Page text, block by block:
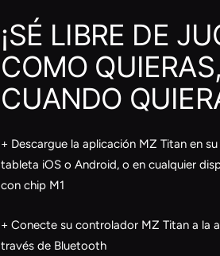
¡SÉ LIBRE DE
COMO QUIERAS,
CUANDO
+ Descargue la aplicación MZ Titan en
tableta iOS o Android, o en cualquier
con chip M1
+ Conecte su controlador MZ Titan a la
través de Bluetooth